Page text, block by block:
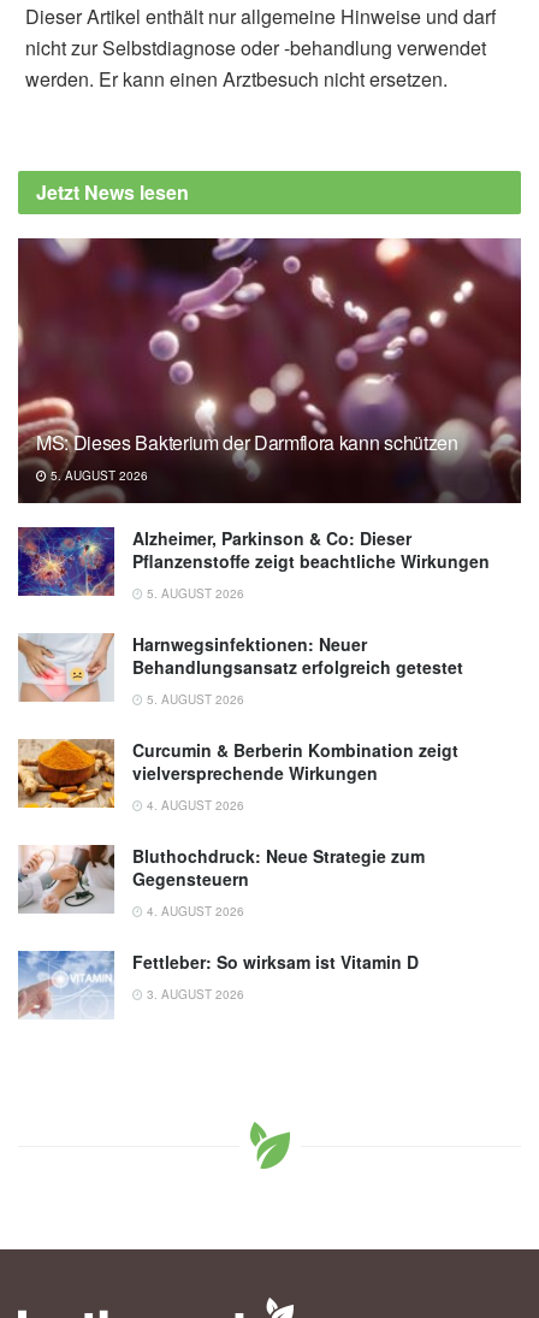
Dieser Artikel enthält nur allgemeine Hinweise und darf
nicht zur Selbstdiagnose oder -behandlung verwendet
werden. Er kann einen Arztbesuch nicht ersetzen.
Jetzt News lesen
MS: Dieses Bakterium der Darmflora kann schützen
5. AUGUST 2026
Alzheimer, Parkinson & Co: Dieser
Pflanzenstoffe zeigt beachtliche Wirkungen
5. AUGUST 2026
Harnwegsinfektionen: Neuer
Behandlungsansatz erfolgreich getestet
5. AUGUST 2026
Curcumin & Berberin Kombination zeigt
vielversprechende Wirkungen
4. AUGUST 2026
Bluthochdruck: Neue Strategie zum
Gegensteuern
4. AUGUST 2026
Fettleber: So wirksam ist Vitamin D
3. AUGUST 2026